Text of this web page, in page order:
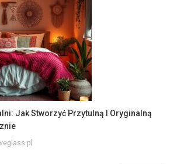
Jak Stworzyć Przytulną I Oryginalną